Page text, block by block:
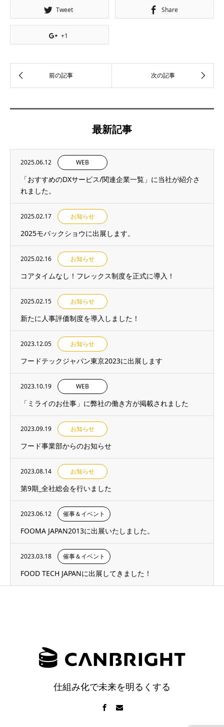
Tweet Share
+1
最新記事
2025.06.12 WEB
「おすすめのDXサービス/関連企業一覧」に当社が紹介さ
れました。
2025.02.17 お知らせ
2025モバックショウに出展します。
2025.02.16 お知らせ
コアタイムなし！フレックス制度を正式に導入！
2025.02.15 お知らせ
新たに人事評価制度を導入しました！
2023.12.05 お知らせ
フードテックジャパン東京2023に出展します
2023.10.19 WEB
「ミライのお仕事」に弊社の働き方が掲載されました
2023.09.19 お知らせ
フード事業部からのお知らせ
2023.08.14 お知らせ
第9期_全社総会を行いました
2023.06.12 催事＆イベント
FOOMA JAPAN2013に出展いたしました。
2023.03.18 催事＆イベント
FOOD TECH JAPANに出展してきました！
仕組み化で未来を明るくする